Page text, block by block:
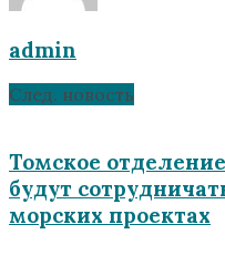
admin
След. новость
Томское
будут
морских проектах